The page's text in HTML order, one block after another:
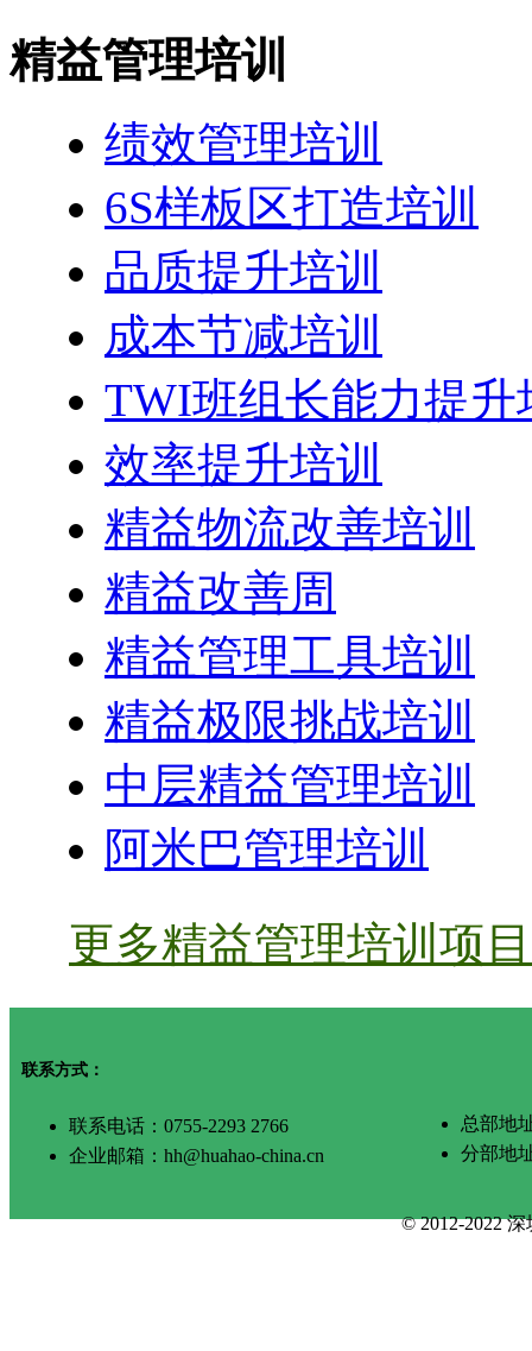
精益管理培训
绩效管理培训
6S样板区打造培训
品质提升培训
成本节减培训
TWI班组长能力提升
效率提升培训
精益物流改善培训
精益改善周
精益管理工具培训
精益极限挑战培训
中层精益管理培训
阿米巴管理培训
更多精益管理培训项
联系方式：
联系电话：0755-2293 2766
企业邮箱：hh@huahao-china.cn
总部地
分部地
© 2012-2022